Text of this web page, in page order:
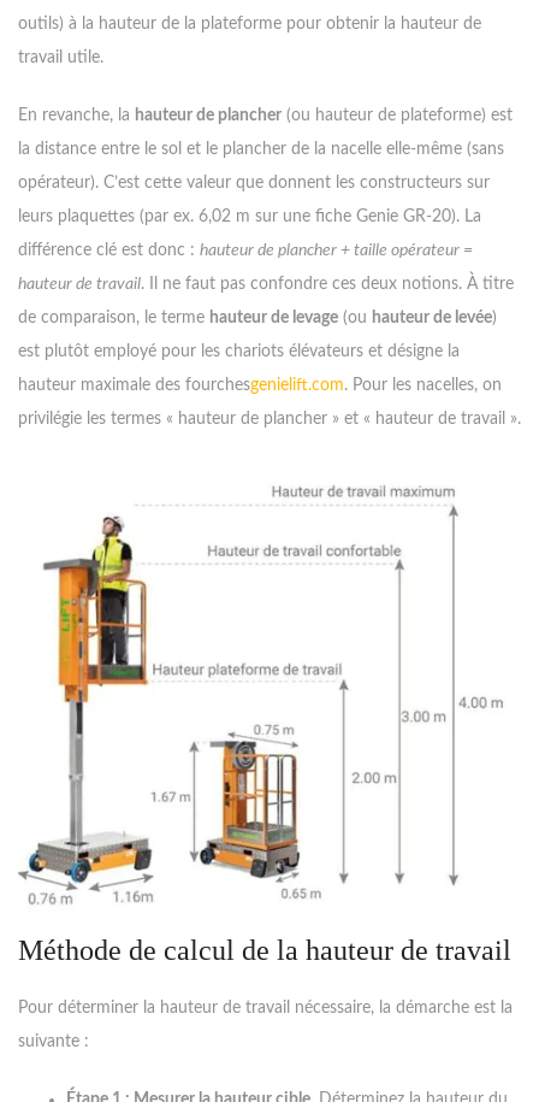
outils) à la hauteur de la plateforme pour obtenir la hauteur de
travail utile.
En revanche, la hauteur de plancher (ou hauteur de plateforme) est
la distance entre le sol et le plancher de la nacelle elle-même (sans
opérateur). C’est cette valeur que donnent les constructeurs sur
leurs plaquettes (par ex. 6,02 m sur une fiche Genie GR-20). La
différence clé est donc : hauteur de plancher + taille opérateur =
hauteur de travail. Il ne faut pas confondre ces deux notions. À titre
de comparaison, le terme hauteur de levage (ou hauteur de levée)
est plutôt employé pour les chariots élévateurs et désigne la
hauteur maximale des fourchesgenielift.com. Pour les nacelles, on
privilégie les termes « hauteur de plancher » et « hauteur de travail ».
Méthode de calcul de la hauteur de travail
Pour déterminer la hauteur de travail nécessaire, la démarche est la
suivante :